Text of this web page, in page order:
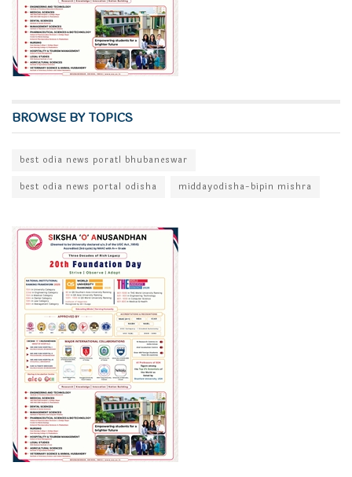
BROWSE BY TOPICS
best odia news poratl bhubaneswar
best odia news portal odisha
middayodisha-bipin mishra